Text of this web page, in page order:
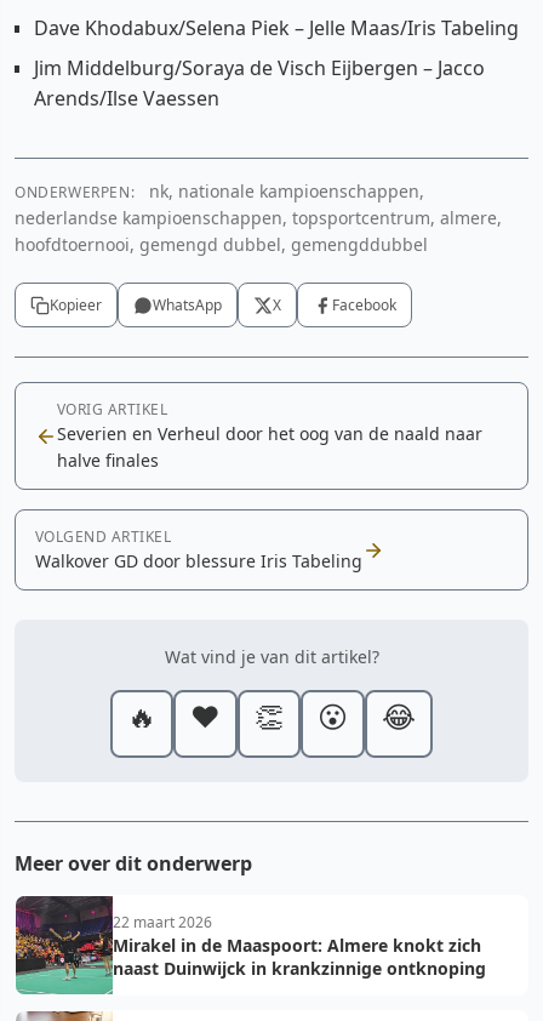
Dave Khodabux/Selena Piek – Jelle Maas/Iris Tabeling
Jim Middelburg/Soraya de Visch Eijbergen – Jacco
Arends/Ilse Vaessen
ONDERWERPEN:
nk, nationale kampioenschappen,
nederlandse kampioenschappen, topsportcentrum, almere,
hoofdtoernooi, gemengd dubbel, gemengddubbel
Kopieer WhatsApp X Facebook
VORIG ARTIKEL
Severien en Verheul door het oog van de naald naar
halve finales
VOLGEND ARTIKEL
Walkover GD door blessure Iris Tabeling
Wat vind je van dit artikel?
🔥 ❤️ 👏 😮 😂
Meer over dit onderwerp
22 maart 2026
Mirakel in de Maaspoort: Almere knokt zich
naast Duinwijck in krankzinnige ontknoping